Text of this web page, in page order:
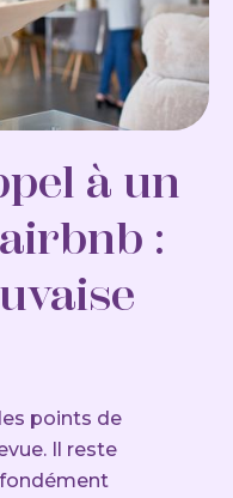
à un
:
points de
Il reste